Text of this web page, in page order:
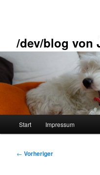
/dev/blog von
Start Impressum
Beitragsnavigation
← Vorheriger